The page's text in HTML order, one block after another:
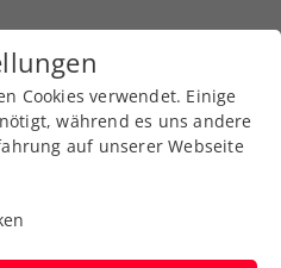
Cookies verwendet. Einige
während es uns andere
auf unserer Webseite